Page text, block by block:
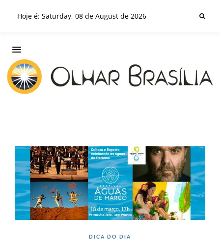
Hoje é: Saturday, 08 de August de 2026
DICA DO DIA